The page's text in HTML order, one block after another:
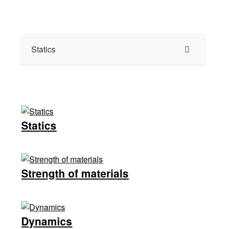
Statics
Statics
Strength of materials
Dynamics